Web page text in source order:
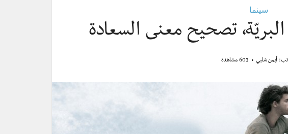
سينما
أيمن شلبي 603 مشاهدة